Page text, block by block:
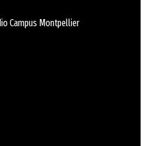
Campus Montpellier